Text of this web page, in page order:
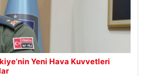
Yeni Hava Kuvvetleri